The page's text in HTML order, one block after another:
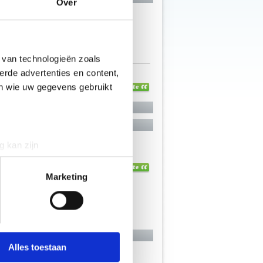
Over
technologieën zoals
advertenties en content,
wie uw gegevens gebruikt
kan zijn
detailgedeeltein. U kunt uw
partners voor social
die je aan ze hebt
Marketing
Alles toestaan